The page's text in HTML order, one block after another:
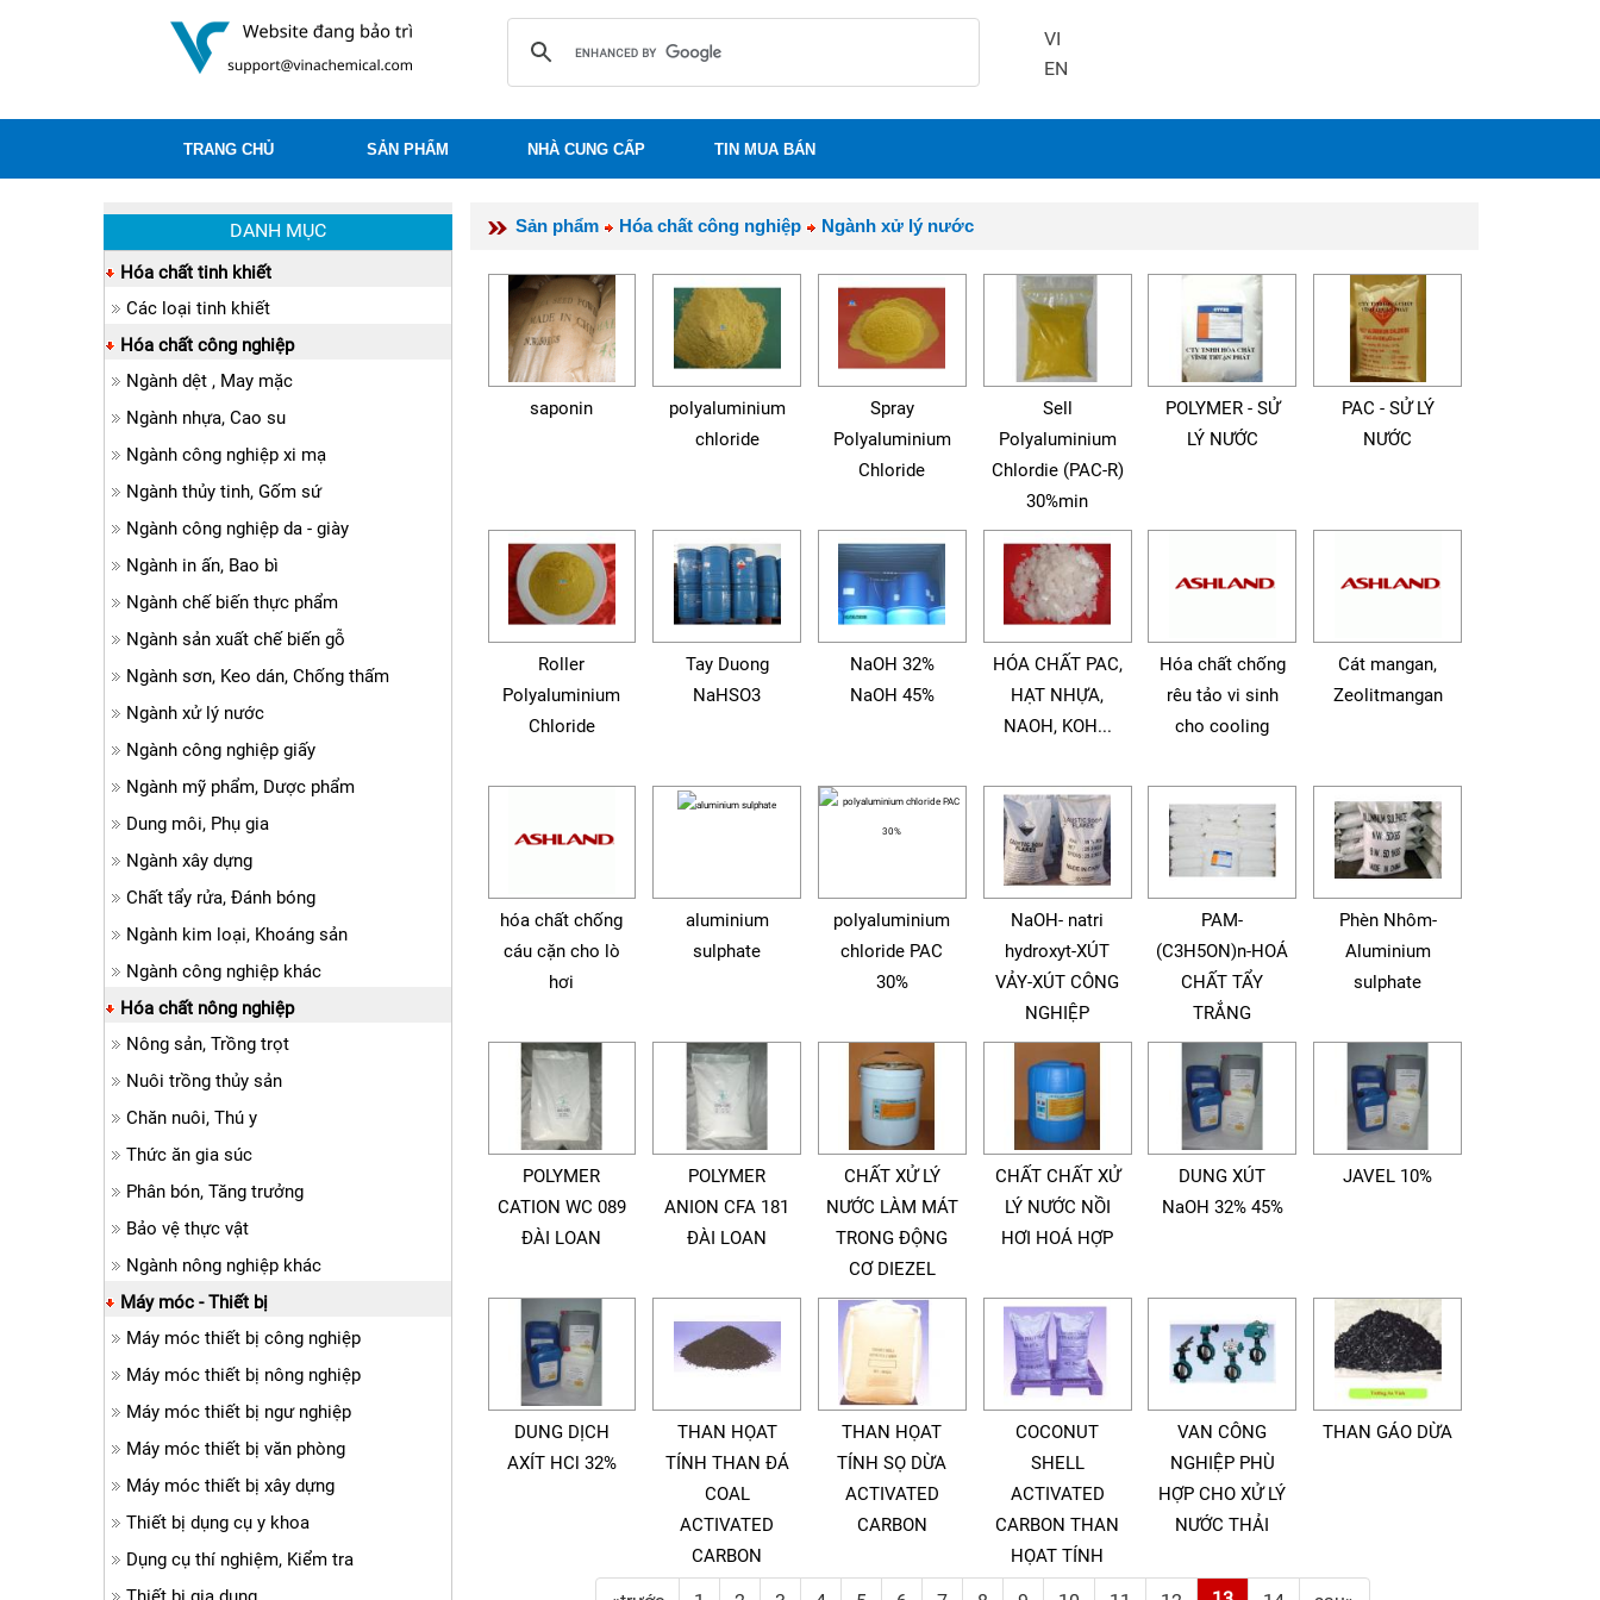
VI
EN
TRANG CHỦ SẢN PHẨM NHÀ CUNG CẤP TIN MUA BÁN
Sản phẩm Hóa chất công nghiệp Ngành xử lý nước
saponin
polyaluminium
chloride
Spray
Polyaluminium
Chloride
Sell
Polyaluminium
Chlordie (PAC-R)
30%min
POLYMER - SỬ
LÝ NƯỚC
PAC - SỬ LÝ
NƯỚC
Roller
Polyaluminium
Chloride
Tay Duong
NaHSO3
NaOH 32%
NaOH 45%
HÓA CHẤT PAC,
HẠT NHỰA,
NAOH, KOH...
Hóa chất chống
rêu tảo vi sinh
cho cooling
Cát mangan,
Zeolitmangan
hóa chất chống
cáu cặn cho lò
hơi
aluminium
sulphate
polyaluminium
chloride PAC
30%
NaOH- natri
hydroxyt-XÚT
VẢY-XÚT CÔNG
NGHIỆP
PAM-
(C3H5ON)n-HOÁ
CHẤT TẨY
TRẮNG
Phèn Nhôm-
Aluminium
sulphate
POLYMER
CATION WC 089
ĐÀI LOAN
POLYMER
ANION CFA 181
ĐÀI LOAN
CHẤT XỬ LÝ
NƯỚC LÀM MÁT
TRONG ĐỘNG
CƠ DIEZEL
CHẤT CHẤT XỬ
LÝ NƯỚC NỒI
HƠI HOÁ HỢP
DUNG XÚT
NaOH 32% 45%
JAVEL 10%
DUNG DỊCH
AXÍT HCl 32%
THAN HỌAT
TÍNH THAN ĐÁ
COAL
ACTIVATED
CARBON
THAN HỌAT
TÍNH SỌ DỪA
ACTIVATED
CARBON
COCONUT
SHELL
ACTIVATED
CARBON THAN
HỌAT TÍNH
VAN CÔNG
NGHIỆP PHÙ
HỢP CHO XỬ LÝ
NƯỚC THẢI
THAN GÁO DỪA
DANH MỤC
Hóa chất tinh khiết
Các loại tinh khiết
Hóa chất công nghiệp
Ngành dệt , May mặc
Ngành nhựa, Cao su
Ngành công nghiệp xi mạ
Ngành thủy tinh, Gốm sứ
Ngành công nghiệp da - giày
Ngành in ấn, Bao bì
Ngành chế biến thực phẩm
Ngành sản xuất chế biến gỗ
Ngành sơn, Keo dán, Chống thấm
Ngành xử lý nước
Ngành công nghiệp giấy
Ngành mỹ phẩm, Dược phẩm
Dung môi, Phụ gia
Ngành xây dựng
Chất tẩy rửa, Đánh bóng
Ngành kim loại, Khoáng sản
Ngành công nghiệp khác
Hóa chất nông nghiệp
Nông sản, Trồng trọt
Nuôi trồng thủy sản
Chăn nuôi, Thú y
Thức ăn gia súc
Phân bón, Tăng trưởng
Bảo vệ thực vật
Ngành nông nghiệp khác
Máy móc - Thiết bị
Máy móc thiết bị công nghiệp
Máy móc thiết bị nông nghiệp
Máy móc thiết bị ngư nghiệp
Máy móc thiết bị văn phòng
Máy móc thiết bị xây dựng
Thiết bị dụng cụ y khoa
Dụng cụ thí nghiệm, Kiểm tra